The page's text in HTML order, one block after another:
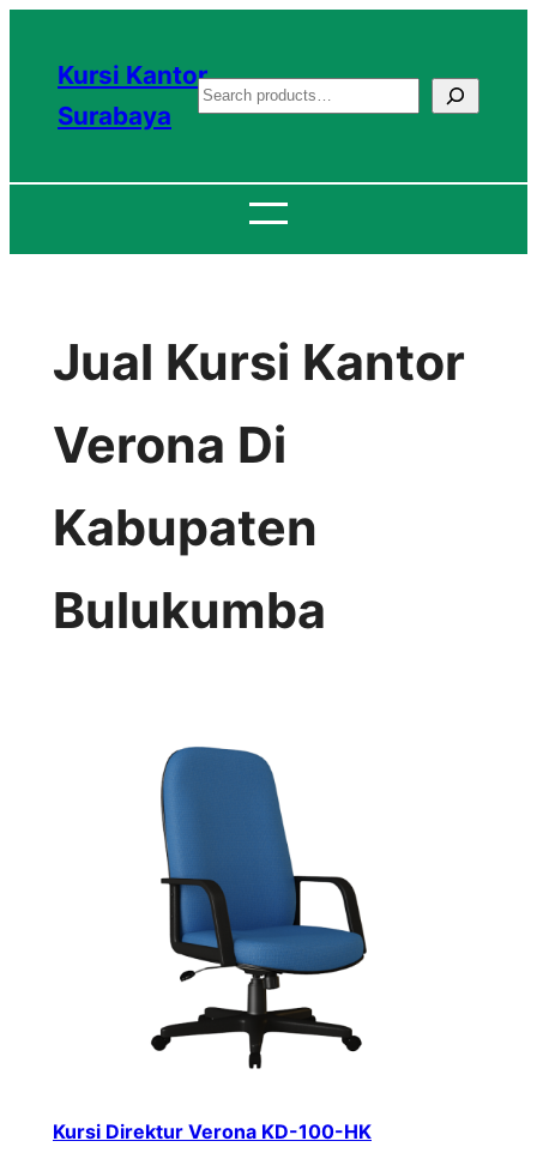
konten
Kursi Kantor
Surabaya
S
a
c
Jual Kursi Kantor
Verona Di
Kabupaten
Bulukumba
Kursi Direktur Verona KD-100-HK